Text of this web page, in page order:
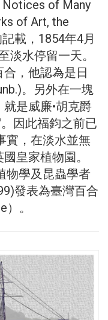
of Many
of Art, the
載，1854年4月
淡水停留一天。
，他認為是日
。另外在一塊
是威廉•胡克爵
因此福鈞之前已
實，在淡水並無
皇家植物園。
物學及昆蟲學者
發表為臺灣百合
。